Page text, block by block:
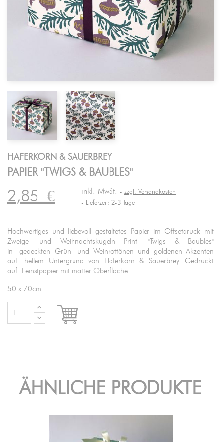
HAFERKORN & SAUERBREY
PAPIER "TWIGS & BAUBLES"
2,85€ inkl. MwSt.
zzgl. Versandkosten
Lieferzeit: 2-3 Tage
Hochwertiges und liebevoll gestaltetes Papier im Offsetdruck mit
Zweige- und Weihnachtskugeln Print "Twigs & Baubles"
in gedeckten Grün- und Weinrottönen und goldenen Akzenten
auf hellem Untergrund von Haferkorn & Sauerbrey. Gedruckt
auf Feinstpapier mit matter Oberfläche
50 x 70cm

ÄHNLICHE PRODUKTE